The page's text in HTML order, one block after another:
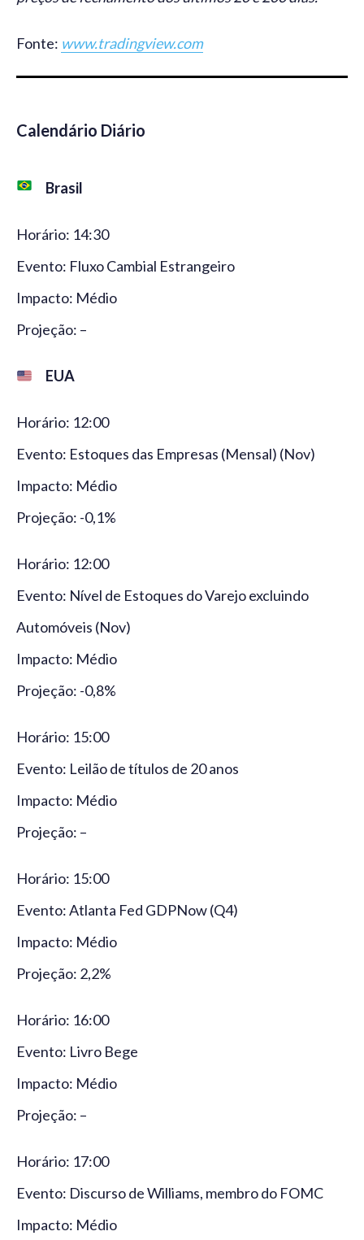
Fonte: www.tradingview.com
Calendário Diário
Brasil
Horário: 14:30
Evento: Fluxo Cambial Estrangeiro
Impacto: Médio
Projeção: –
EUA
Horário: 12:00
Evento: Estoques das Empresas (Mensal) (Nov)
Impacto: Médio
Projeção: -0,1%
Horário: 12:00
Evento: Nível de Estoques do Varejo excluindo
Automóveis (Nov)
Impacto: Médio
Projeção: -0,8%
Horário: 15:00
Evento: Leilão de títulos de 20 anos
Impacto: Médio
Projeção: –
Horário: 15:00
Evento: Atlanta Fed GDPNow (Q4)
Impacto: Médio
Projeção: 2,2%
Horário: 16:00
Evento: Livro Bege
Impacto: Médio
Projeção: –
Horário: 17:00
Evento: Discurso de Williams, membro do FOMC
Impacto: Médio